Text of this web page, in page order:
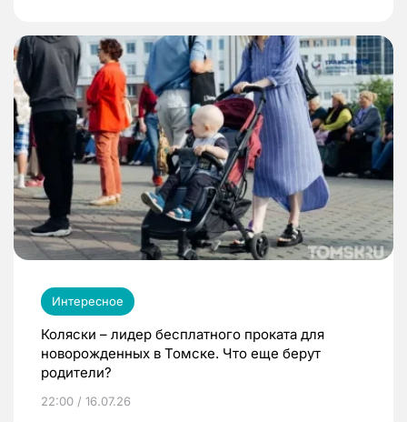
Интересное
Коляски – лидер бесплатного проката для
новорожденных в Томске. Что еще берут
родители?
22:00 / 16.07.26